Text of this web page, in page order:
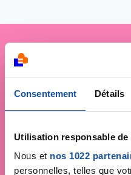
Consentement Détails
Utilisation responsable de
Nous et nos 1022
personnelles, telles que
Je
contre